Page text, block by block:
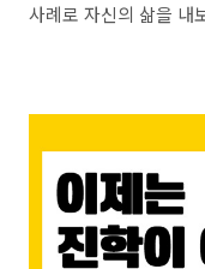
사례로 자신의 삶을 내